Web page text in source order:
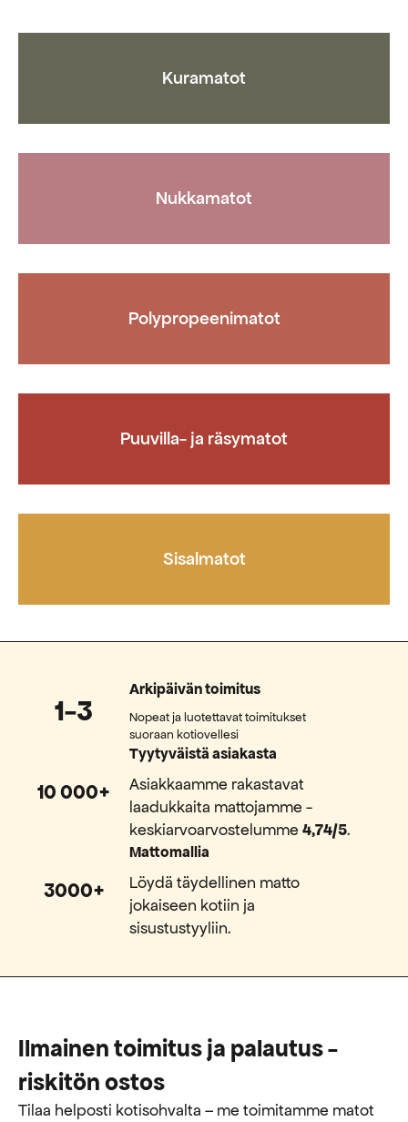
sivulla.
sivulla.
Kuramatot
Nukkamatot
Polypropeenimatot
Puuvilla- ja räsymatot
Sisalmatot
1-3
Arkipäivän toimitus
Nopeat ja luotettavat toimitukset
suoraan kotiovellesi
10 000+
Tyytyväistä asiakasta
Asiakkaamme rakastavat
laadukkaita mattojamme -
keskiarvoarvostelumme4,74/5.
3000+
Mattomallia
Löydä täydellinen matto
jokaiseen kotiin ja
sisustustyyliin.
Ilmainen toimitus ja palautus -
riskitön ostos
Tilaa helposti kotisohvalta – me toimitamme matot